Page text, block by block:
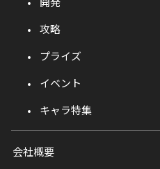
攻略
プライズ
イベント
キャラ特集
会社概要